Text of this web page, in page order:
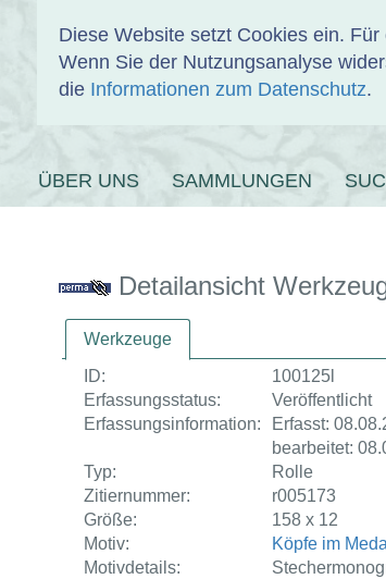
Diese Website setzt Cookies ein.
Wenn Sie der Nutzungsanalyse
die Informationen zum Datenschutz.
ÜBER UNS SAMMLUNGEN
Detailansicht
Werkzeuge
ID:
100125l
Erfassungsstatus:
Veröffentlicht
Erfassungsinformation:
Erfasst:
bearbeitet:
Typ:
Rolle
Zitiernummer:
r005173
Größe:
158 x 12
Motiv:
Köpfe im
Motivdetails: